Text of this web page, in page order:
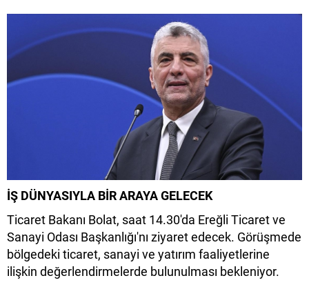
İŞ DÜNYASIYLA BİR ARAYA GELECEK
Ticaret Bakanı Bolat, saat 14.30'da Ereğli Ticaret ve
Sanayi Odası Başkanlığı'nı ziyaret edecek. Görüşmede
bölgedeki ticaret, sanayi ve yatırım faaliyetlerine
ilişkin değerlendirmelerde bulunulması bekleniyor.